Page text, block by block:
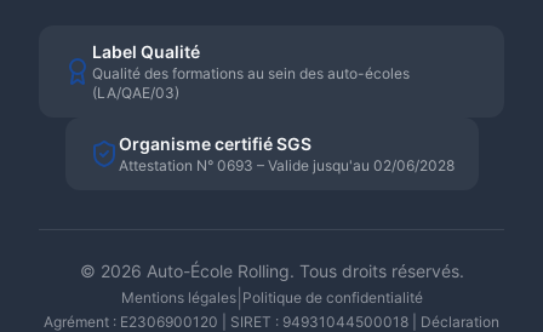
Label Qualité
Qualité des formations au sein des auto-écoles
(LA/QAE/03)
Organisme certifié SGS
Attestation N° 0693 – Valide jusqu'au 02/06/2028
© 2026 Auto-École Rolling. Tous droits réservés.
Mentions légales| Politique de confidentialité
Agrément : E2306900120 | SIRET : 94931044500018 | Déclaration